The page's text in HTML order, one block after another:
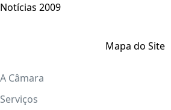
Notícias 2009
Mapa do Site
A Câmara
Serviços